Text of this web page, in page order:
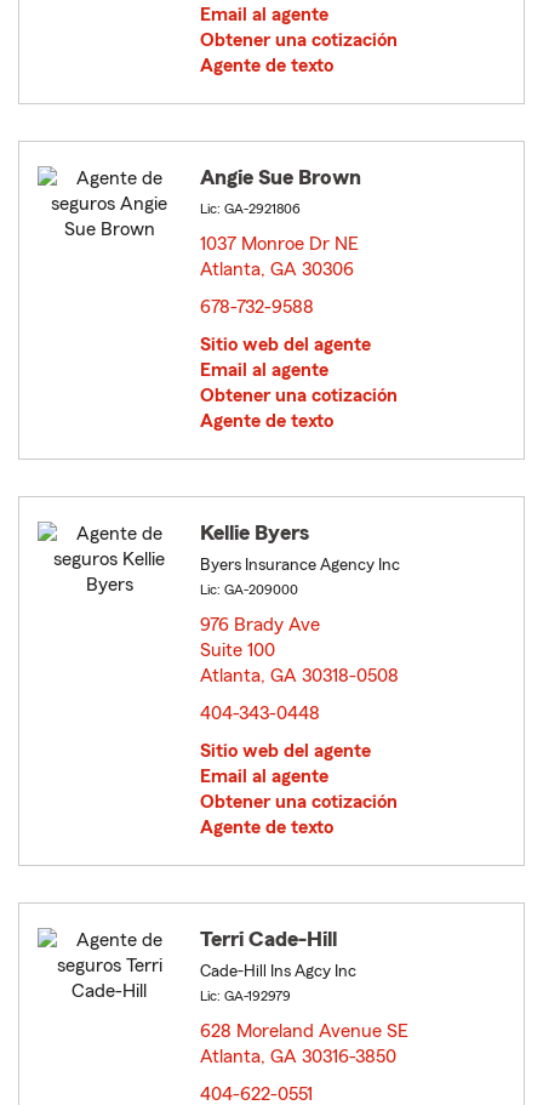
Email al agente
Obtener una cotización
Agente de texto
Angie Sue Brown
Lic: GA-2921806
1037 Monroe Dr NE
Atlanta, GA 30306
678-732-9588
Sitio web del agente
Email al agente
Obtener una cotización
Agente de texto
Kellie Byers
Byers Insurance Agency Inc
Lic: GA-209000
976 Brady Ave
Suite 100
Atlanta, GA 30318-0508
404-343-0448
Sitio web del agente
Email al agente
Obtener una cotización
Agente de texto
Terri Cade-Hill
Cade-Hill Ins Agcy Inc
Lic: GA-192979
628 Moreland Avenue SE
Atlanta, GA 30316-3850
404-622-0551